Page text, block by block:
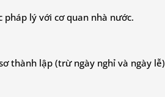
lý với cơ quan nhà nước.
thành lập (trừ ngày nghỉ và ngày lễ)